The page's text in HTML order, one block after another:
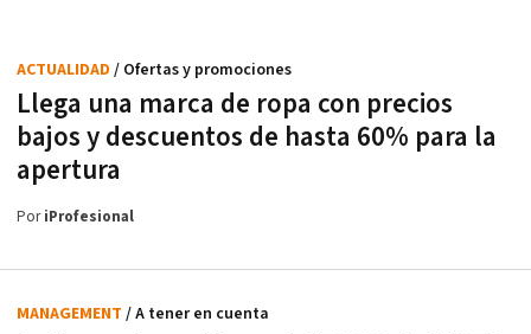
Llega una marca de ropa con precios
bajos y descuentos de hasta 60% para la
apertura
ACTUALIDAD / Ofertas y promociones
PoriProfesional
MANAGEMENT / A tener en cuenta